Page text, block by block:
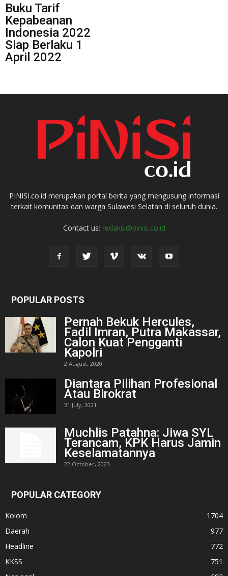
Buku Tarif
Kepabeanan
Indonesia 2022
Siap Berlaku 1
April 2022
PINISI.co.id merupakan portal berita yang mengusung informasi
terkait komunitas dan warga Sulawesi Selatan di seluruh dunia.
Contact us: redaksi@pinisi.co.id
POPULAR POSTS
Pernah Bekuk Hercules,
Fadil Imran, Putra Makassar,
Calon Kuat Pengganti
Kapolri
2 August, 2020
Diantara Pilihan Profesional
Atau Birokrat
31 July, 2021
Muchlis Patahna: Jiwa SYL
Terancam, KPK Harus Jamin
Keselamatannya
22 October, 2023
POPULAR CATEGORY
Kolom
1704
Daerah
977
Headline
772
KKSS
751